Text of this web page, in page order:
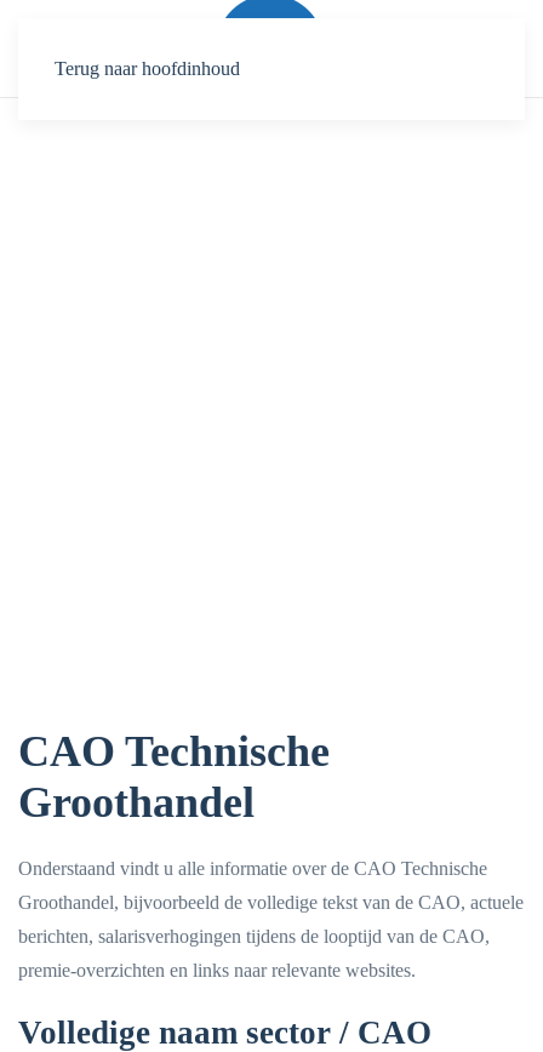
Terug naar hoofdinhoud
CAO Technische
Groothandel
Onderstaand vindt u alle informatie over de CAO Technische
Groothandel, bijvoorbeeld de volledige tekst van de CAO, actuele
berichten, salarisverhogingen tijdens de looptijd van de CAO,
premie-overzichten en links naar relevante websites.
Volledige naam sector / CAO